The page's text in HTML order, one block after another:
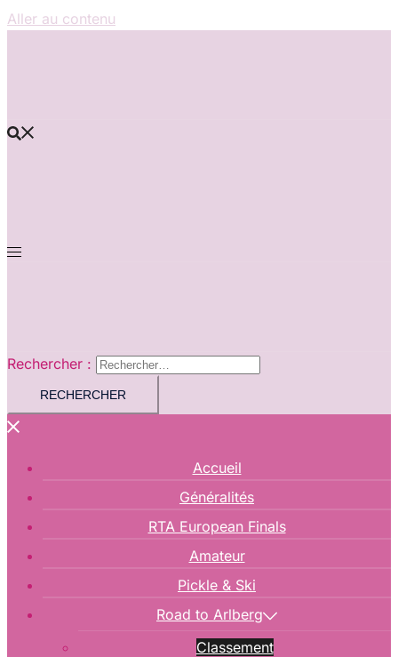
Aller au contenu
Rechercher :
Accueil
Généralités
RTA European Finals
Amateur
Pickle & Ski
Road to Arlberg
Classement